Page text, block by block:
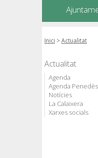
Inici >Actualitat
Actualitat
Agenda
Agenda
Notícies
La Calaixera
Xarxes socials